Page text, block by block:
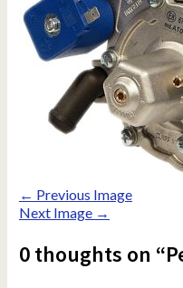
← Previous Image
Next Image →
0 thoughts on